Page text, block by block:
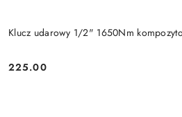
Klucz udarowy 1/2" 1650Nm
Cena:
225.00